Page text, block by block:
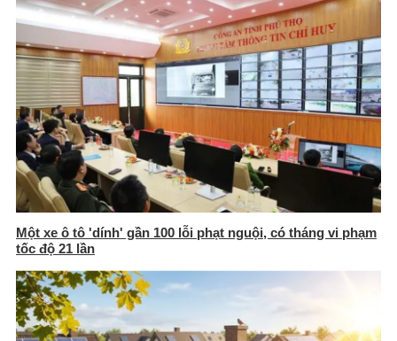
Một xe ô tô 'dính' gần 100 lỗi phạt nguội, có tháng vi phạm
tốc độ 21 lần